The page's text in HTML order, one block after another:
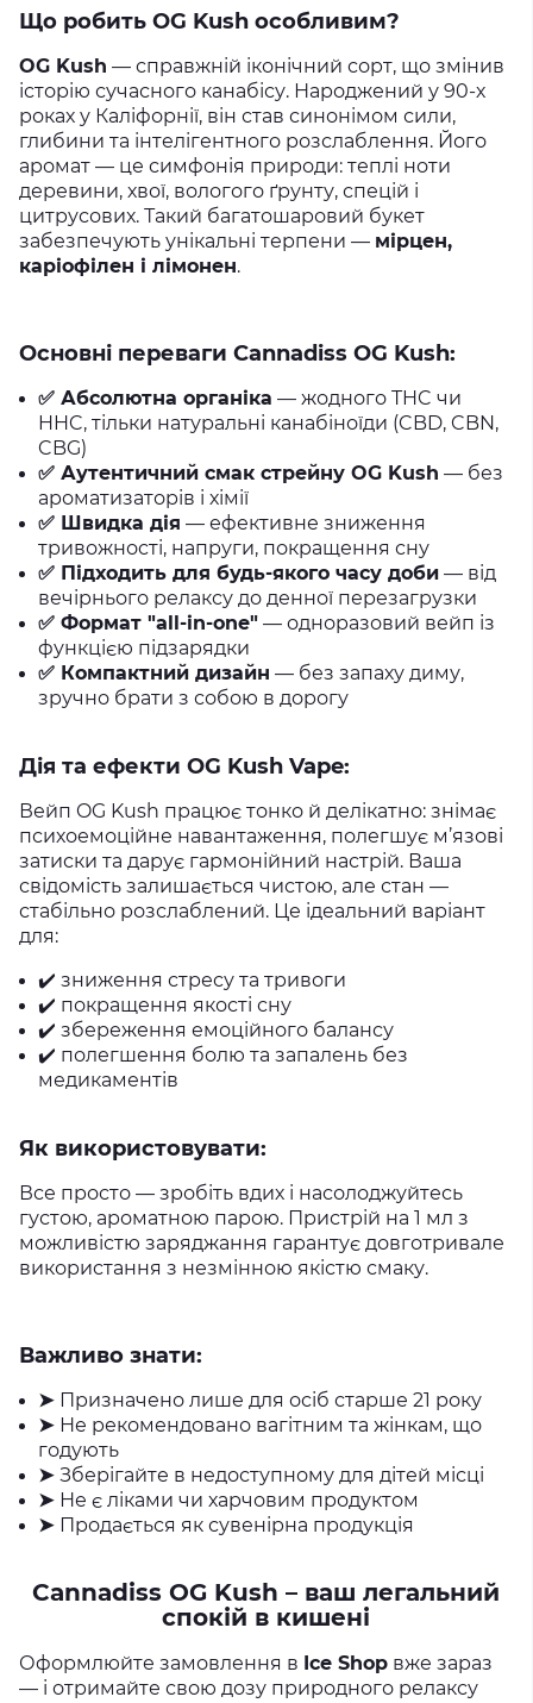
Що робить OG Kush особливим?
OG Kush — справжній іконічний сорт, що змінив
історію сучасного канабісу. Народжений у 90-х
роках у Каліфорнії, він став синонімом сили,
глибини та інтелігентного розслаблення. Його
аромат — це симфонія природи: теплі ноти
деревини, хвої, вологого ґрунту, спецій і
цитрусових. Такий багатошаровий букет
забезпечують унікальні терпени — мірцен,
каріофілен і лімонен.
Основні переваги Cannadiss OG Kush:
✅ Абсолютна органіка — жодного THC чи
HHC, тільки натуральні канабіноїди (CBD, CBN,
CBG)
✅ Аутентичний смак стрейну OG Kush — без
ароматизаторів і хімії
✅ Швидка дія — ефективне зниження
тривожності, напруги, покращення сну
✅ Підходить для будь-якого часу доби — від
вечірнього релаксу до денної перезагрузки
✅ Формат "all-in-one" — одноразовий вейп із
функцією підзарядки
✅ Компактний дизайн — без запаху диму,
зручно брати з собою в дорогу
Дія та ефекти OG Kush Vape:
Вейп OG Kush працює тонко й делікатно: знімає
психоемоційне навантаження, полегшує м’язові
затиски та дарує гармонійний настрій. Ваша
свідомість залишається чистою, але стан —
стабільно розслаблений. Це ідеальний варіант
для:
✔️ зниження стресу та тривоги
✔️ покращення якості сну
✔️ збереження емоційного балансу
✔️ полегшення болю та запалень без
медикаментів
Як використовувати:
Все просто — зробіть вдих і насолоджуйтесь
густою, ароматною парою. Пристрій на 1 мл з
можливістю заряджання гарантує довготривале
використання з незмінною якістю смаку.
Важливо знати:
➤ Призначено лише для осіб старше 21 року
➤ Не рекомендовано вагітним та жінкам, що
годують
➤ Зберігайте в недоступному для дітей місці
➤ Не є ліками чи харчовим продуктом
➤ Продається як сувенірна продукція
Cannadiss OG Kush – ваш легальний
спокій в кишені
Оформлюйте замовлення в Ice Shop вже зараз
— і отримайте свою дозу природного релаксу